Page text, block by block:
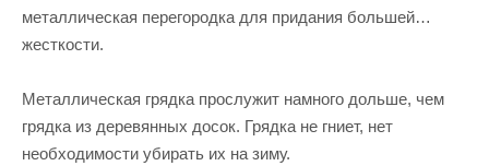
металлическая перегородка для придания большей
жесткости.
Металлическая грядка прослужит намного дольше, чем
грядка из деревянных досок. Грядка не гниет, нет
необходимости убирать их на зиму.